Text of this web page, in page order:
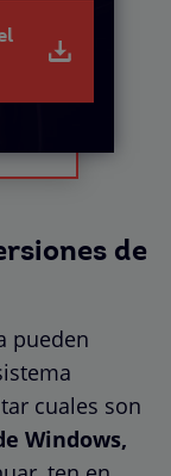
de
pueden
cuales son
Windows,